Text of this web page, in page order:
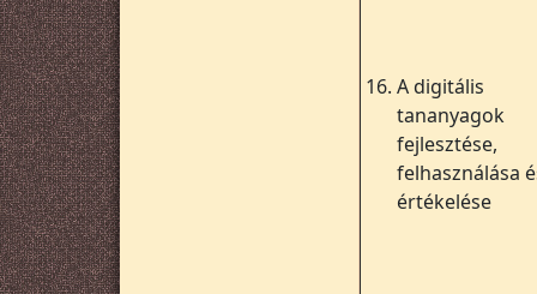
16. A digitális
tananyagok
fejlesztése,
felhasználása
értékelése